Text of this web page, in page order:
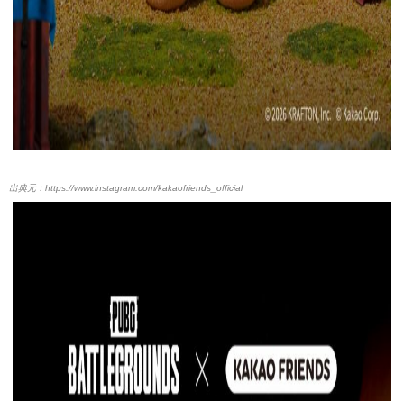
https://www.instagram.com/kakaofriends_official